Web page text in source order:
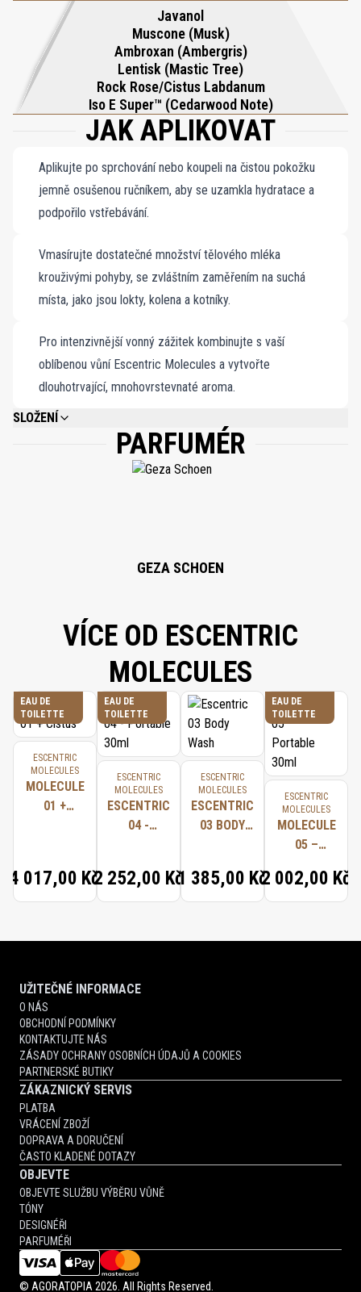
Javanol
Muscone (Musk)
Ambroxan (Ambergris)
Lentisk (Mastic Tree)
Rock Rose/Cistus Labdanum
Iso E Super™ (Cedarwood Note)
JAK APLIKOVAT
Aplikujte po sprchování nebo koupeli na čistou pokožku
jemně osušenou ručníkem, aby se uzamkla hydratace a
podpořilo vstřebávání.
Vmasírujte dostatečné množství tělového mléka
krouživými pohyby, se zvláštním zaměřením na suchá
místa, jako jsou lokty, kolena a kotníky.
Pro intenzivnější vonný zážitek kombinujte s vaší
oblíbenou vůní Escentric Molecules a vytvořte
dlouhotrvající, mnohovrstevnaté aroma.
SLOŽENÍ
AQUA (WATER), CAPRYLIC/CAPRIC TRIGLYCERIDE, HYDROGENATED COCO
GLYCERIDES, BUTYROSPERMUM PARKII (SHEA) BUTTER, RICINUS
COMMUNIS (CASTOR) SEED OIL, SORBITOL, C14-22 ALCOHOLS, ISOPROPYL
PHENOXYETHANOL, XANTHAN GUM, CETEARYL ALCOHOL, LACTIC ACID,
PARFUMÉR
GEZA SCHOEN
VÍCE OD ESCENTRIC
MOLECULES
EAU DE
TOILETTE
ESCENTRIC
MOLECULES
MOLECULE
01 +
4 017,00 Kč
EAU DE
TOILETTE
ESCENTRIC
MOLECULES
ESCENTRIC
04 -
2 252,00 Kč
ESCENTRIC
MOLECULES
ESCENTRIC
03 BODY
1 385,00 Kč
EAU DE
TOILETTE
ESCENTRIC
MOLECULES
MOLECULE
05 –
30ML
2 002,00 Kč
UŽITEČNÉ INFORMACE
O NÁS
OBCHODNÍ PODMÍNKY
KONTAKTUJTE NÁS
ZÁSADY OCHRANY OSOBNÍCH ÚDAJŮ A COOKIES
PARTNERSKÉ BUTIKY
ZÁKAZNICKÝ SERVIS
PLATBA
VRÁCENÍ ZBOŽÍ
DOPRAVA A DORUČENÍ
ČASTO KLADENÉ DOTAZY
OBJEVTE
OBJEVTE SLUŽBU VÝBĚRU VŮNĚ
TÓNY
DESIGNÉŘI
PARFUMÉŘI
© AGORATOPIA 2026. All Rights Reserved.